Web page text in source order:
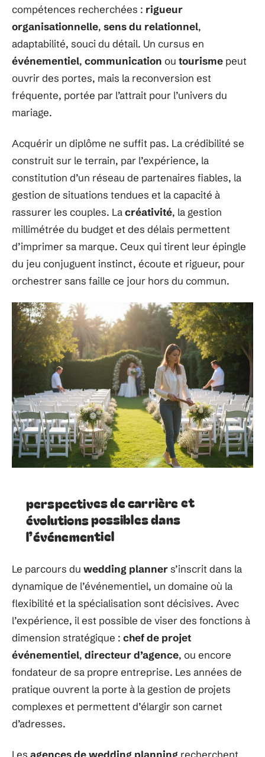
compétences recherchées : rigueur
organisationnelle, sens du relationnel,
adaptabilité, souci du détail. Un cursus en
événementiel, communication ou tourisme peut
ouvrir des portes, mais la reconversion est
fréquente, portée par l’attrait pour l’univers du
mariage.
Acquérir un diplôme ne suffit pas. La crédibilité se
construit sur le terrain, par l’expérience, la
constitution d’un réseau de partenaires fiables, la
gestion de situations tendues et la capacité à
rassurer les couples. Lacréativité, la gestion
millimétrée du budget et des délais permettent
d’imprimer sa marque. Ceux qui tirent leur épingle
du jeu conjuguent instinct, écoute et rigueur, pour
orchestrer sans faille ce jour hors du commun.
perspectives de carrière et
évolutions possibles dans
l’événementiel
Le parcours du wedding planners’inscrit dans la
dynamique de l’événementiel, un domaine où la
flexibilité et la spécialisation sont décisives. Avec
l’expérience, il est possible de viser des fonctions à
dimension stratégique : chef de projet
événementiel, directeur d’agence, ou encore
fondateur de sa propre entreprise. Les années de
pratique ouvrent la porte à la gestion de projets
complexes et permettent d’élargir son carnet
d’adresses.
Les agences de wedding planning recherchent